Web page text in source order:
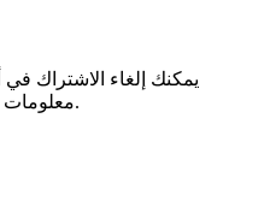
يمكنك إلغاء الاشتراك
معلومات الاتصال لدينا في الإشعار القانوني.